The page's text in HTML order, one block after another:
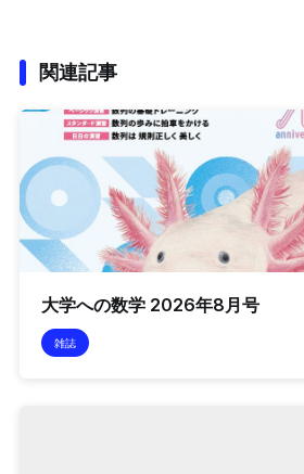
関連記事
大学への数学 2026年8月号
雑誌